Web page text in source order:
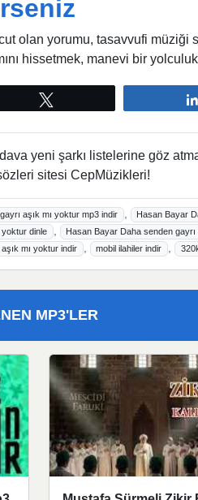
olan yorumu, tasavvufi müziği
hissetmek, manevi bir
yeni şarkı listelerine göz
sitesi CepMüzikleri!
aşık mı yoktur mp3 indir , Hasan Bayar
yoktur dinle , Hasan Bayar Daha senden gayrı
mı yoktur indir , mobil ilahiler indir ,
MP3'LER